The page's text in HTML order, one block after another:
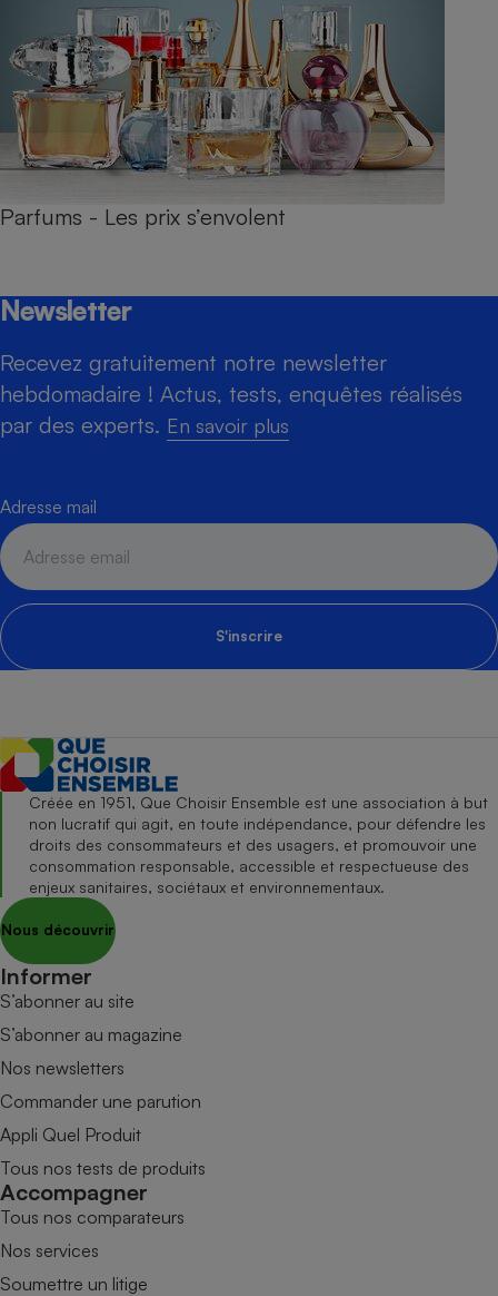
Parfums - Les prix s’envolent
Newsletter
Recevez gratuitement notre newsletter
hebdomadaire ! Actus, tests, enquêtes réalisés
par des experts. En savoir plus
Adresse mail
S'inscrire
Créée en 1951, Que Choisir Ensemble est une association à but
non lucratif qui agit, en toute indépendance, pour défendre les
droits des consommateurs et des usagers, et promouvoir une
consommation responsable, accessible et respectueuse des
enjeux sanitaires, sociétaux et environnementaux.
Nous découvrir
Informer
S’abonner au site
S’abonner au magazine
Nos newsletters
Commander une parution
Appli Quel Produit
Tous nos tests de produits
Accompagner
Tous nos comparateurs
Nos services
Soumettre un litige